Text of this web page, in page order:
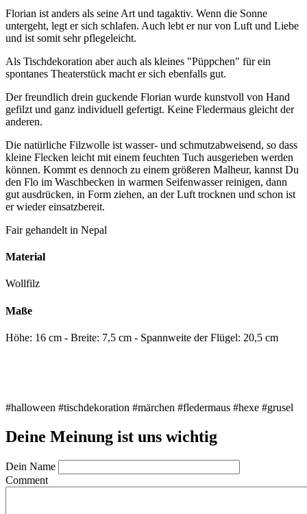
Florian ist anders als seine Art und tagaktiv. Wenn die Sonne
untergeht, legt er sich schlafen. Auch lebt er nur von Luft und Liebe
und ist somit sehr pflegeleicht.
Als Tischdekoration aber auch als kleines "Püppchen" für ein
spontanes Theaterstück macht er sich ebenfalls gut.
Der freundlich drein guckende Florian wurde kunstvoll von Hand
gefilzt und ganz individuell gefertigt. Keine Fledermaus gleicht der
anderen.
Die natürliche Filzwolle ist wasser- und schmutzabweisend, so dass
kleine Flecken leicht mit einem feuchten Tuch ausgerieben werden
können. Kommt es dennoch zu einem größeren Malheur, kannst Du
den Flo im Waschbecken in warmen Seifenwasser reinigen, dann
gut ausdrücken, in Form ziehen, an der Luft trocknen und schon ist
er wieder einsatzbereit.
Fair gehandelt in Nepal
Material
Wollfilz
Maße
Höhe: 16 cm - Breite: 7,5 cm - Spannweite der Flügel: 20,5 cm
#halloween #tischdekoration #märchen #fledermaus #hexe #grusel
Deine Meinung ist uns wichtig
Dein Name
Comment